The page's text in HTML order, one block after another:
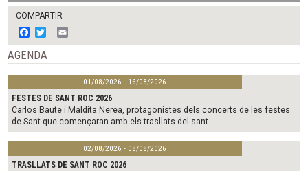
COMPARTIR
F
a
c
e
b
o
o
k
w
i
t
t
e
r
m
i
l
AGENDA
01/08/2026 - 16/08/2026
FESTES DE SANT ROC 2026
Carlos Baute i Maldita Nerea, protagonistes dels concerts de les festes
de Sant que començaran amb els trasllats del sant
02/08/2026 - 08/08/2026
TRASLLATS DE SANT ROC 2026